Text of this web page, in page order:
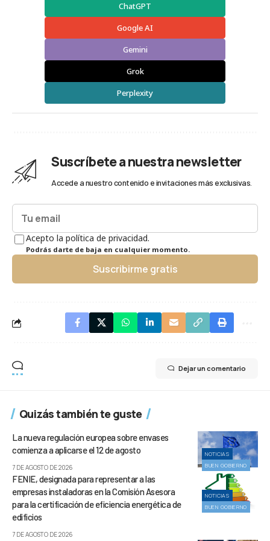
ChatGPT
Google AI
Gemini
Grok
Perplexity
Suscríbete a nuestra newsletter
Accede a nuestro contenido e invitaciones más exclusivas.
Acepto la política de privacidad.
Podrás darte de baja en cualquier momento.
Suscribirme gratis
Dejar un comentario
Quizás también te guste
NOTICIAS
BUEN GOBIERNO
La nueva regulación europea sobre envases
comienza a aplicarse el 12 de agosto
7 DE AGOSTO DE 2026
NOTICIAS
BUEN GOBIERNO
FENIE, designada para representar a las
empresas instaladoras en la Comisión Asesora
para la certificación de eficiencia energética de
edificios
7 DE AGOSTO DE 2026